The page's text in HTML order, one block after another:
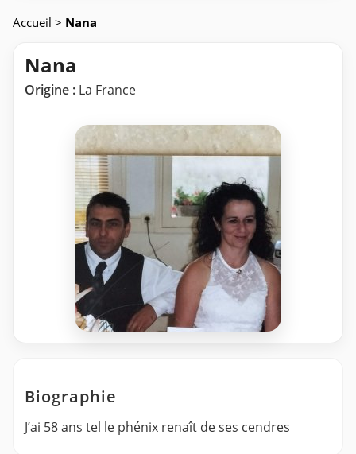
Accueil > Nana
Nana
Origine : La France
Biographie
J’ai 58 ans tel le phénix renaît de ses cendres